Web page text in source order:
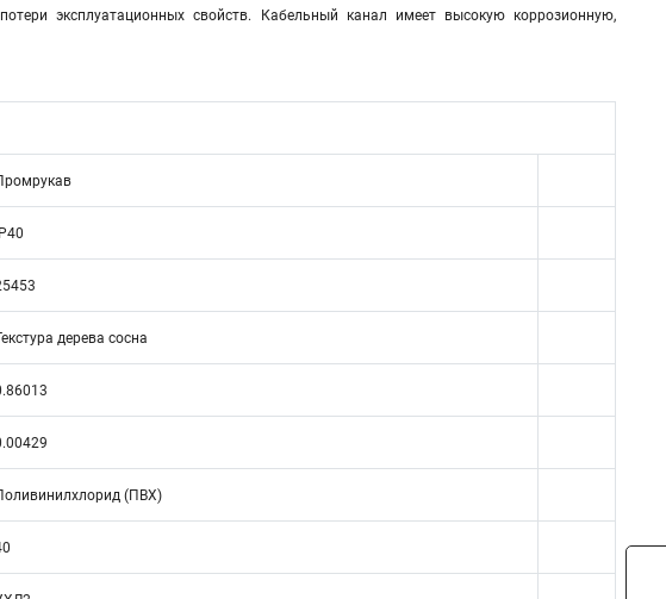
эксплуатационных свойств. Кабельный канал имеет высокую коррозионную,
IP40
дерева сосна
(ПВХ)